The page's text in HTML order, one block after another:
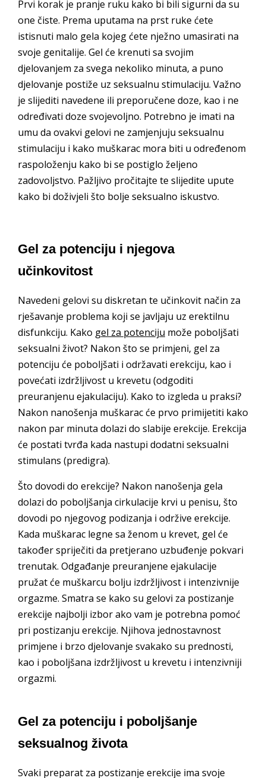
Prvi korak je pranje ruku kako bi bili sigurni da su
one čiste. Prema uputama na prst ruke ćete
istisnuti malo gela kojeg ćete nježno umasirati na
svoje genitalije. Gel će krenuti sa svojim
djelovanjem za svega nekoliko minuta, a puno
djelovanje postiže uz seksualnu stimulaciju. Važno
je slijediti navedene ili preporučene doze, kao i ne
određivati doze svojevoljno. Potrebno je imati na
umu da ovakvi gelovi ne zamjenjuju seksualnu
stimulaciju i kako muškarac mora biti u određenom
raspoloženju kako bi se postiglo željeno
zadovoljstvo. Pažljivo pročitajte te slijedite upute
kako bi doživjeli što bolje seksualno iskustvo.
Gel za potenciju i njegova
učinkovitost
Navedeni gelovi su diskretan te učinkovit način za
rješavanje problema koji se javljaju uz erektilnu
disfunkciju. Kako gel za potenciju može poboljšati
seksualni život? Nakon što se primjeni, gel za
potenciju će poboljšati i održavati erekciju, kao i
povećati izdržljivost u krevetu (odgoditi
preuranjenu ejakulaciju). Kako to izgleda u praksi?
Nakon nanošenja muškarac će prvo primijetiti kako
nakon par minuta dolazi do slabije erekcije. Erekcija
će postati tvrđa kada nastupi dodatni seksualni
stimulans (predigra).
Što dovodi do erekcije? Nakon nanošenja gela
dolazi do poboljšanja cirkulacije krvi u penisu, što
dovodi po njegovog podizanja i održive erekcije.
Kada muškarac legne sa ženom u krevet, gel će
također spriječiti da pretjerano uzbuđenje pokvari
trenutak. Odgađanje preuranjene ejakulacije
pružat će muškarcu bolju izdržljivost i intenzivnije
orgazme. Smatra se kako su gelovi za postizanje
erekcije najbolji izbor ako vam je potrebna pomoć
pri postizanju erekcije. Njihova jednostavnost
primjene i brzo djelovanje svakako su prednosti,
kao i poboljšana izdržljivost u krevetu i intenzivniji
orgazmi.
Gel za potenciju i poboljšanje
seksualnog života
Svaki preparat za postizanje erekcije ima svoje